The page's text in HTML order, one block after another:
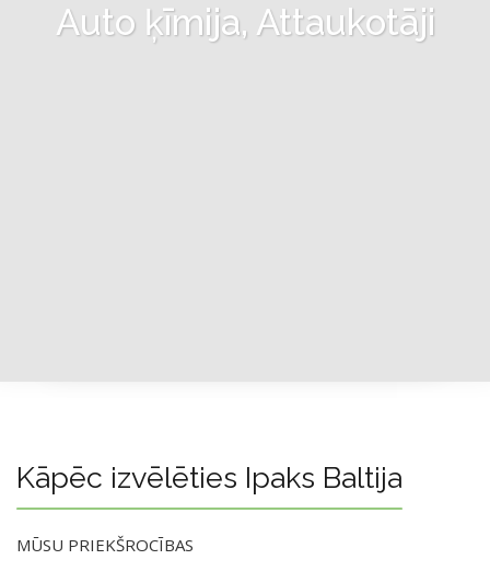
Auto ķīmija, Attaukotāji
Kāpēc izvēlēties Ipaks Baltija
MŪSU PRIEKŠROCĪBAS